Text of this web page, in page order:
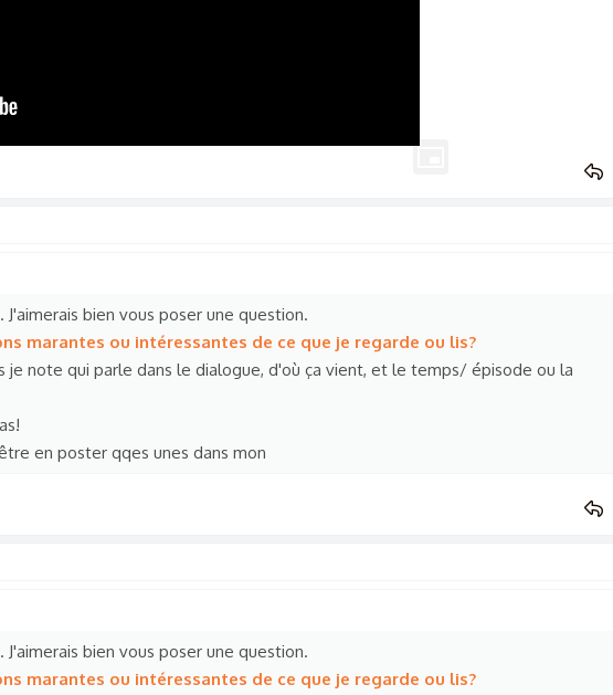
bien vous poser une question.
marantes ou intéressantes de ce que je regarde ou lis?
je note qui parle dans le dialogue, d'où ça vient, et le temps/ épisode ou la
en poster qqes unes dans mon
bien vous poser une question.
marantes ou intéressantes de ce que je regarde ou lis?